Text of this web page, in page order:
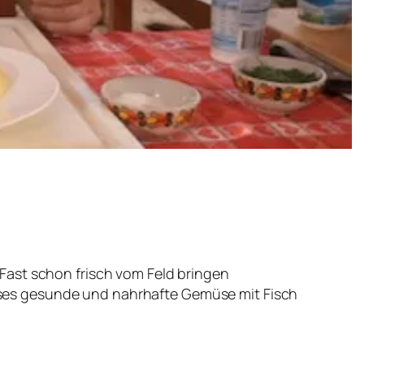
schon frisch vom Feld bringen
gesunde und nahrhafte Gemüse mit Fisch